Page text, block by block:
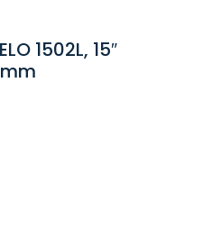
1502L, 15″